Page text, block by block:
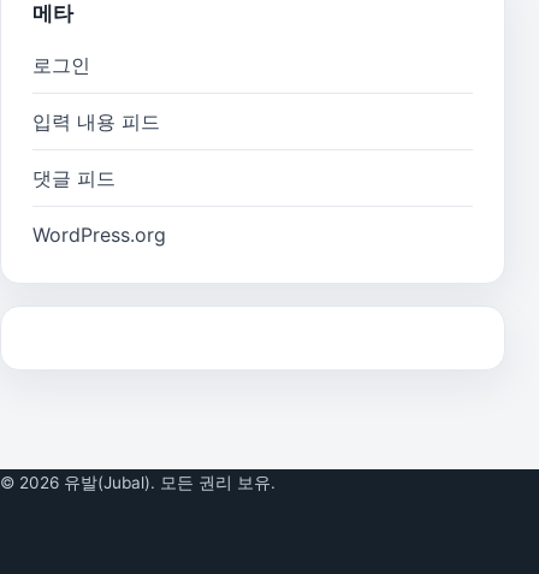
메타
로그인
입력 내용 피드
댓글 피드
WordPress.org
© 2026 유발(Jubal). 모든 권리 보유.